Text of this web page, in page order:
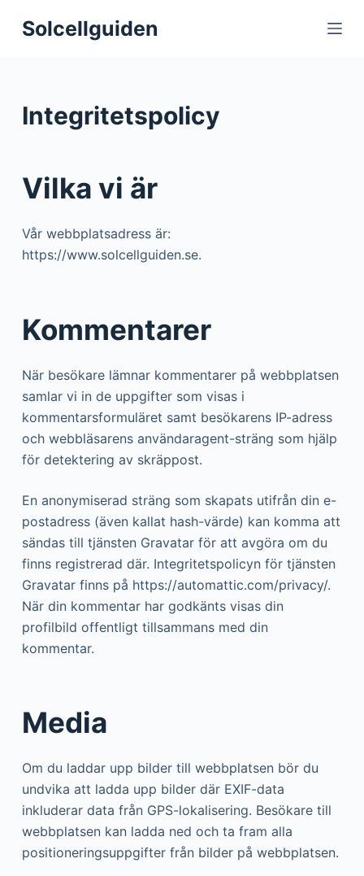
S
o
e
n
Solcellguiden
Integritetspolicy
Vilka vi är
Vår webbplatsadress är:
https://www.solcellguiden.se.
Kommentarer
När besökare lämnar kommentarer på webbplatsen
samlar vi in de uppgifter som visas i
kommentarsformuläret samt besökarens IP-adress
och webbläsarens användaragent-sträng som hjälp
för detektering av skräppost.
En anonymiserad sträng som skapats utifrån din e-
postadress (även kallat hash-värde) kan komma att
sändas till tjänsten Gravatar för att avgöra om du
finns registrerad där. Integritetspolicyn för tjänsten
Gravatar finns på https://automattic.com/privacy/.
När din kommentar har godkänts visas din
profilbild offentligt tillsammans med din
kommentar.
Media
Om du laddar upp bilder till webbplatsen bör du
undvika att ladda upp bilder där EXIF-data
inkluderar data från GPS-lokalisering. Besökare till
webbplatsen kan ladda ned och ta fram alla
positioneringsuppgifter från bilder på webbplatsen.